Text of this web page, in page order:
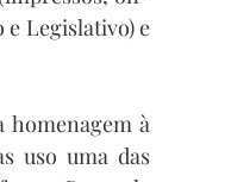
Legislativo) e
homenagem à
uso uma das